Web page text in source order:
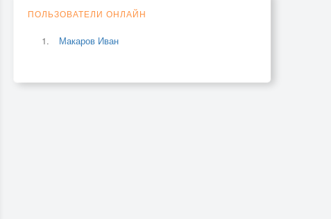
ПОЛЬЗОВАТЕЛИ ОНЛАЙН
Макаров Иван